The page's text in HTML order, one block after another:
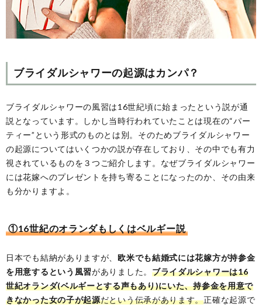
ブライダルシャワーの起源はカンパ？
ブライダルシャワーの風習は16世紀頃に始まったという説が通
説となっています。しかし当時行われていたことは現在の“パー
ティー”という形式のものとは別。そのためブライダルシャワー
の起源についてはいくつかの説が存在しており、その中でも有力
視されているものを３つご紹介します。なぜブライダルシャワー
には花嫁へのプレゼントを持ち寄ることになったのか、その由来
も分かりますよ。
①16世紀のオランダもしくはベルギー説
日本でも結納がありますが、欧米でも結婚式には花嫁方が持参金
を用意するという風習がありました。 ブライダルシャワーは16
世紀オランダ(ベルギーとする声もあり)にいた、持参金を用意で
きなかった女の子が起源だという伝承があります。正確な起源で